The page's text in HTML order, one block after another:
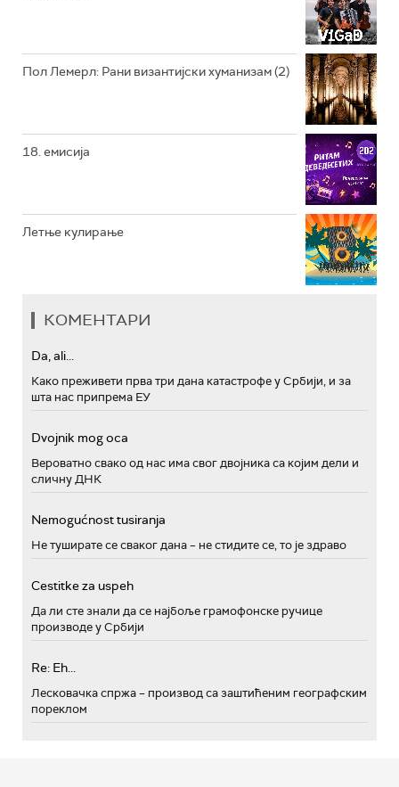
Пол Лемерл: Рани византијски хуманизам (2)
18. емисија
Летње кулирање
КОМЕНТАРИ
Da, ali...
Како преживети прва три дана катастрофе у Србији, и за
шта нас припрема ЕУ
Dvojnik mog oca
Вероватно свако од нас има свог двојника са којим дели и
сличну ДНК
Nemogućnost tusiranja
Не туширате се сваког дана – не стидите се, то је здраво
Cestitke za uspeh
Да ли сте знали да се најбоље грамофонске ручице
производе у Србији
Re: Eh...
Лесковачка спржа – производ са заштићеним географским
пореклом